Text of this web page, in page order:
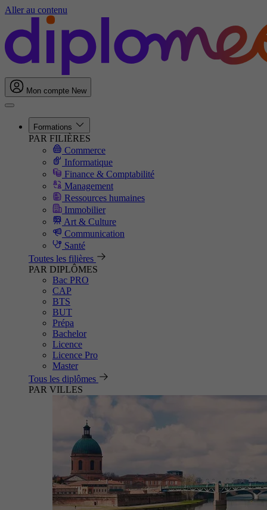
Aller au contenu
Mon compte New
Formations
PAR FILIÈRES
Commerce
Informatique
Finance & Comptabilité
Management
Ressources humaines
Immobilier
Art & Culture
Communication
Santé
Toutes les filières
PAR DIPLÔMES
Bac PRO
CAP
BTS
BUT
Prépa
Bachelor
Licence
Licence Pro
Master
Tous les diplômes
PAR VILLES